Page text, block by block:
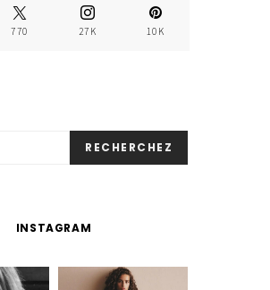
770 27K 10K
RECHERCHEZ
INSTAGRAM